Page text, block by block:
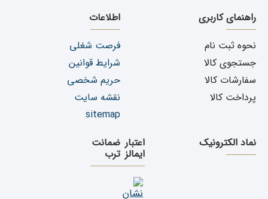
راهنمای کاربری
نحوه ثبت نام
جستجوی کالا
سفارشات کالا
پرداخت کالا
اطلاعات
فرصت شغلی
شرایط قوانین
حریم شخصی
نقشه سایت
sitemap
نماد الکترونیک
اعتبار
ایمالز
ضمانت
ترب